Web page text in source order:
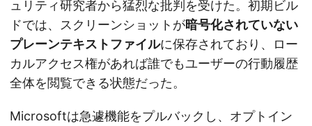
ュリティ研究者から猛烈な批判を受けた。初期ビル
ドでは、スクリーンショットが暗号化されていない
プレーンテキストファイルに保存されており、ロー
カルアクセス権があれば誰でもユーザーの行動履歴
全体を閲覧できる状態だった。
Microsoftは急遽機能をプルバックし、オプトイン